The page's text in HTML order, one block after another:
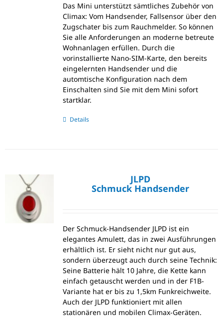
Das Mini unterstützt sämtliches Zubehör von
Climax: Vom Handsender, Fallsensor über den
Zugschater bis zum Rauchmelder. So können
Sie alle Anforderungen an moderne betreute
Wohnanlagen erfüllen. Durch die
vorinstallierte Nano-SIM-Karte, den bereits
eingelernten Handsender und die
automtische Konfiguration nach dem
Einschalten sind Sie mit dem Mini sofort
startklar.
Details
JLPD
Schmuck Handsender
Der Schmuck-Handsender JLPD ist ein
elegantes Amulett, das in zwei Ausführungen
erhältlich ist. Er sieht nicht nur gut aus,
sondern überzeugt auch durch seine Technik:
Seine Batterie hält 10 Jahre, die Kette kann
einfach getauscht werden und in der F1B-
Variante hat er bis zu 1,5km Funkreichweite.
Auch der JLPD funktioniert mit allen
stationären und mobilen Climax-Geräten.